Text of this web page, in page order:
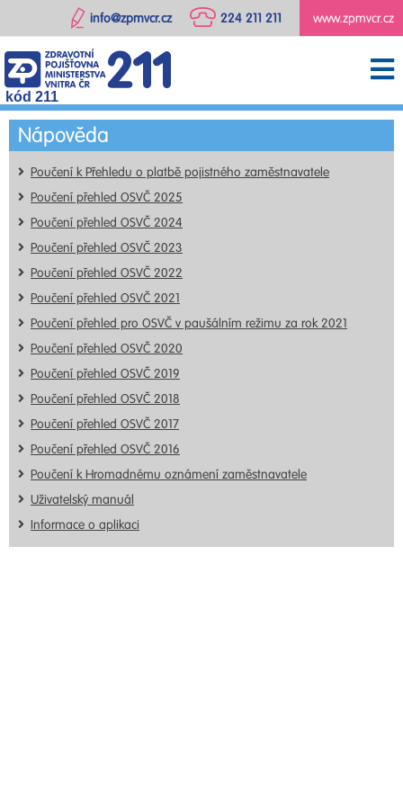
www.zpmvcr.cz
224 211 211
info@zpmvcr.cz
kód 211
Nápověda
Poučení k Přehledu o platbě pojistného zaměstnavatele
Poučení přehled OSVČ 2025
Poučení přehled OSVČ 2024
Poučení přehled OSVČ 2023
Poučení přehled OSVČ 2022
Poučení přehled OSVČ 2021
Poučení přehled pro OSVČ v paušálním režimu za rok 2021
Poučení přehled OSVČ 2020
Poučení přehled OSVČ 2019
Poučení přehled OSVČ 2018
Poučení přehled OSVČ 2017
Poučení přehled OSVČ 2016
Poučení k Hromadnému oznámení zaměstnavatele
Uživatelský manuál
Informace o aplikaci